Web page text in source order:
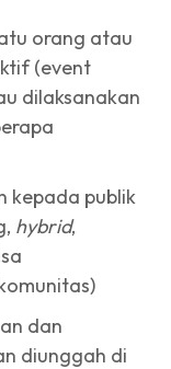
orang atau
(event
dilaksanakan
kepada publik
hybrid,
dan
diunggah di